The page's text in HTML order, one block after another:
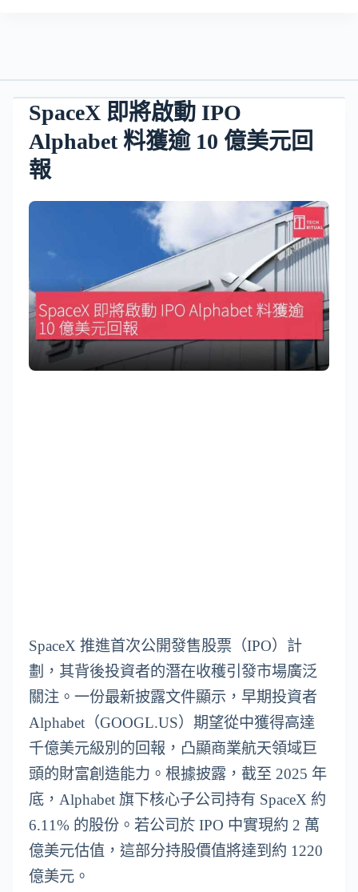
SpaceX 即將啟動 IPO
Alphabet 料獲逾 10 億美元回
報
SpaceX 推進首次公開發售股票（IPO）計
劃，其背後投資者的潛在收穫引發市場廣泛
關注。一份最新披露文件顯示，早期投資者
Alphabet（GOOGL.US）期望從中獲得高達
千億美元級別的回報，凸顯商業航天領域巨
頭的財富創造能力。根據披露，截至 2025 年
底，Alphabet 旗下核心子公司持有 SpaceX 約
6.11% 的股份。若公司於 IPO 中實現約 2 萬
億美元估值，這部分持股價值將達到約 1220
億美元。